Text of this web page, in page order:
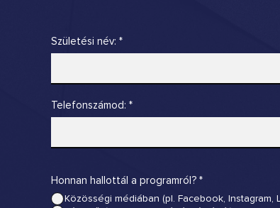
Születési név:
Telefonszámod:
Honnan hallottál a programról? *
Közösségi médiában (pl. Facebook, Instagram,